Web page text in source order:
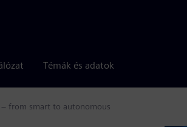
Témák és adatok
from smart to autonomous